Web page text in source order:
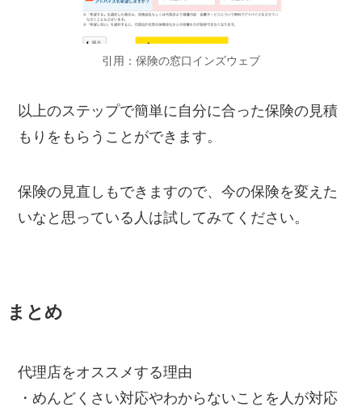
引用：保険の窓口インズウェブ
以上のステップで簡単に自分に合った保険の見積
もりをもらうことができます。
保険の見直しもできますので、今の保険を変えた
いなと思っている人は試してみてください。
まとめ
代理店をオススメする理由
・めんどくさい対応やわからないことを人が対応